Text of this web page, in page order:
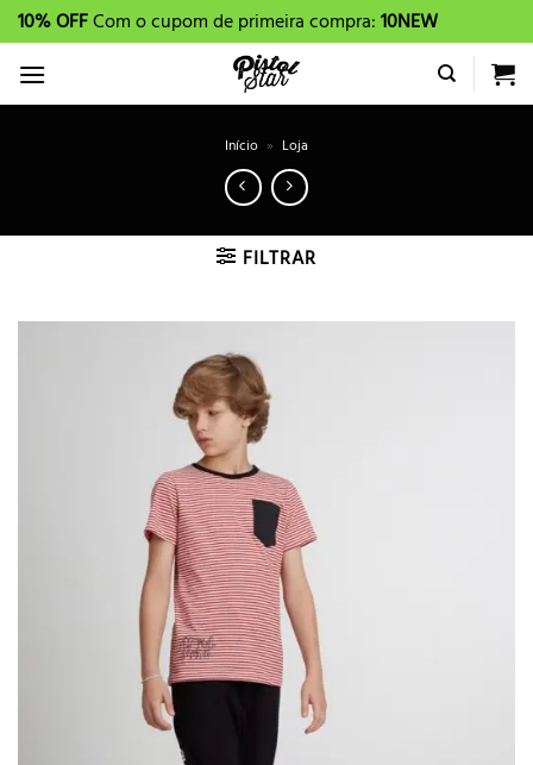
Skip
to
content
10% OFFCom o cupom de primeira compra:10NEW
Início » Loja
FILTRAR